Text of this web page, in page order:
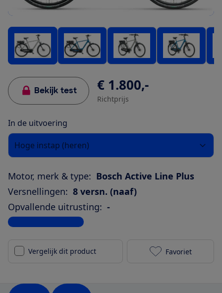
Bekijk test € 1.800,-
Richtprijs
In de uitvoering
Hoge instap (heren)
Motor, merk & type: Bosch Active Line Plus
Versnellingen: 8 versn. (naaf)
Opvallende uitrusting: -
Bekijk alle specificaties
Vergelijk dit product Sparta a-
Favoriet